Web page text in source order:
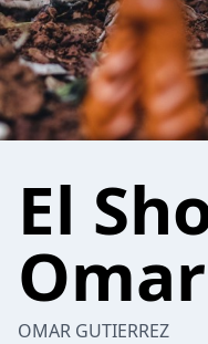
El
Omar
OMAR GUTIERREZ